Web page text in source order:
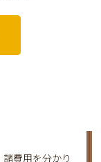
費用を分かり